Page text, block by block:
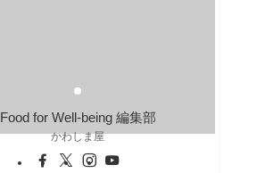
Food for Well-being 編集部
かわしま屋